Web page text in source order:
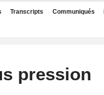
Transcripts Communiqués
pression